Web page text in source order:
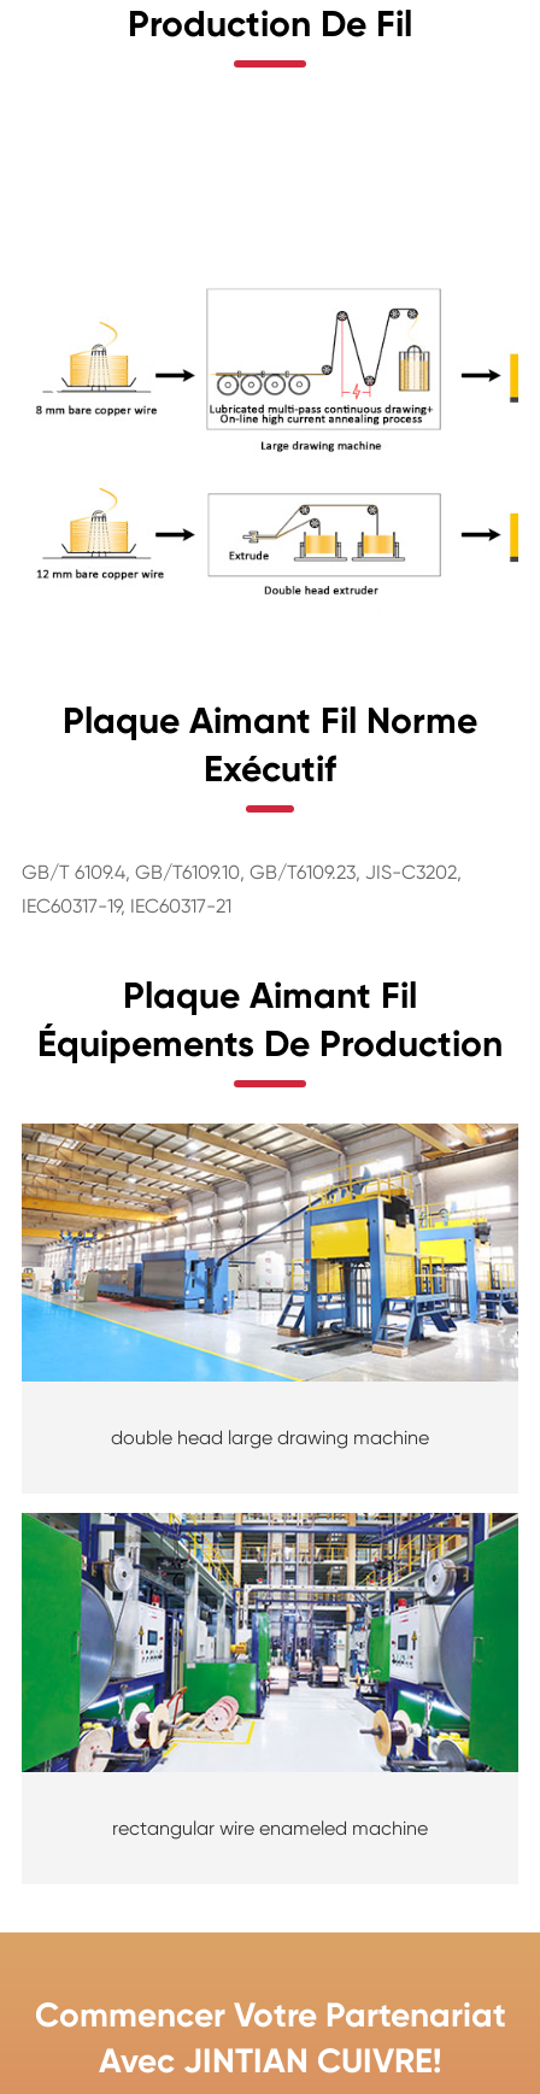
Production De Fil
Plaque Aimant Fil Norme
Exécutif
GB/T 6109.4, GB/T6109.10, GB/T6109.23, JIS-C3202,
IEC60317-19, IEC60317-21
Plaque Aimant Fil
Équipements De Production
double head large drawing machine
rectangular wire enameled machine
Commencer Votre Partenariat
Avec JINTIAN CUIVRE!